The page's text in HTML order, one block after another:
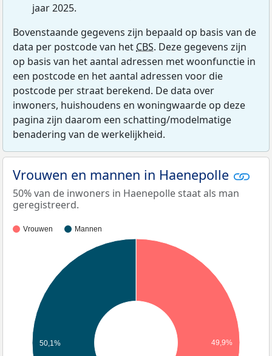
jaar 2025.
Bovenstaande gegevens zijn bepaald op basis van de
data per postcode van het CBS. Deze gegevens zijn
op basis van het aantal adressen met woonfunctie in
een postcode en het aantal adressen voor die
postcode per straat berekend. De data over
inwoners, huishoudens en woningwaarde op deze
pagina zijn daarom een schatting/modelmatige
benadering van de werkelijkheid.
Vrouwen en mannen in Haenepolle
50% van de inwoners in Haenepolle staat als man
geregistreerd.
Vrouwen Mannen
49,9%
50,1%